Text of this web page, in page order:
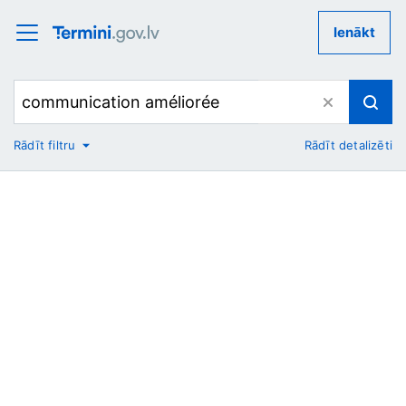
Ienākt
No
Rādīt filtru Rādīt detalizēti